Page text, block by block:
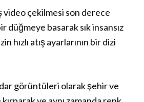
video çekilmesi son derece
basarak sık insansız
hızlı atış ayarlarının bir dizi
görüntüleri olarak şehir ve